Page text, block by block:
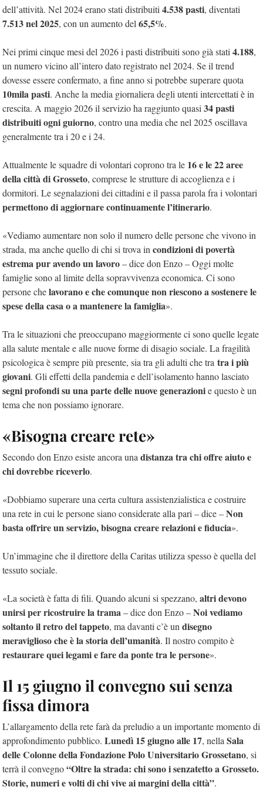
dell’attività. Nel 2024 erano stati distribuiti 4.538 pasti, diventati
7.513 nel 2025, con un aumento del 65,5%.
Nei primi cinque mesi del 2026 i pasti distribuiti sono già stati 4.188,
un numero vicino all’intero dato registrato nel 2024. Se il trend
dovesse essere confermato, a fine anno si potrebbe superare quota
10mila pasti. Anche la media giornaliera degli utenti intercettati è in
crescita. A maggio 2026 il servizio ha raggiunto quasi 34 pasti
distribuiti ogni guiorno, contro una media che nel 2025 oscillava
generalmente tra i 20 e i 24.
Attualmente le squadre di volontari coprono tra le 16 e le 22 aree
della città di Grosseto, comprese le strutture di accoglienza e i
dormitori. Le segnalazioni dei cittadini e il passa parola fra i volontari
permettono di aggiornare continuamente l’itinerario.
«Vediamo aumentare non solo il numero delle persone che vivono in
strada, ma anche quello di chi si trova in condizioni dipovertà
estrema pur avendo un lavoro– dice don Enzo – Oggi molte
famiglie sono al limite della sopravvivenza economica. Ci sono
persone chelavorano e che comunque non riescono a sostenere le
spese della casa o a mantenere la famiglia».
Tra le situazioni che preoccupano maggiormente ci sono quelle legate
alla salute mentale e alle nuove forme di disagio sociale. La fragilità
psicologica è sempre più presente, sia tra gli adulti che tra tra i più
giovani. Gli effetti della pandemia e dell’isolamento hanno lasciato
segni profondi su una parte delle nuove generazionie questo è un
tema che non possiamo ignorare.
«Bisogna creare rete»
Secondo don Enzo esiste ancora una distanza tra chi offre aiuto e
chi dovrebbe riceverlo.
«Dobbiamo superare una certa cultura assistenzialistica e costruire
una rete in cui le persone siano considerate alla pari – dice –Non
basta offrire un servizio, bisogna creare relazioni e fiducia».
Un’immagine che il direttore della Caritas utilizza spesso è quella del
tessuto sociale.
«La società è fatta di fili. Quando alcuni si spezzano, altri devono
unirsi per ricostruire la trama– dice don Enzo –Noi vediamo
soltanto il retro del tappeto, ma davanti c’è un disegno
meraviglioso che è la storia dell’umanità. Il nostro compito è
restaurare quei legami e fare da ponte tra le persone».
Il 15 giugno il convegno sui senza
fissa dimora
L’allargamento della rete farà da preludio a un importante momento di
approfondimento pubblico. Lunedì 15 giugno alle 17, nella Sala
delle Colonne della Fondazione Polo Universitario Grossetano, si
terrà il convegno“Oltre la strada: chi sono i senzatetto a Grosseto.
Storie, numeri e volti di chi vive ai margini della città”.